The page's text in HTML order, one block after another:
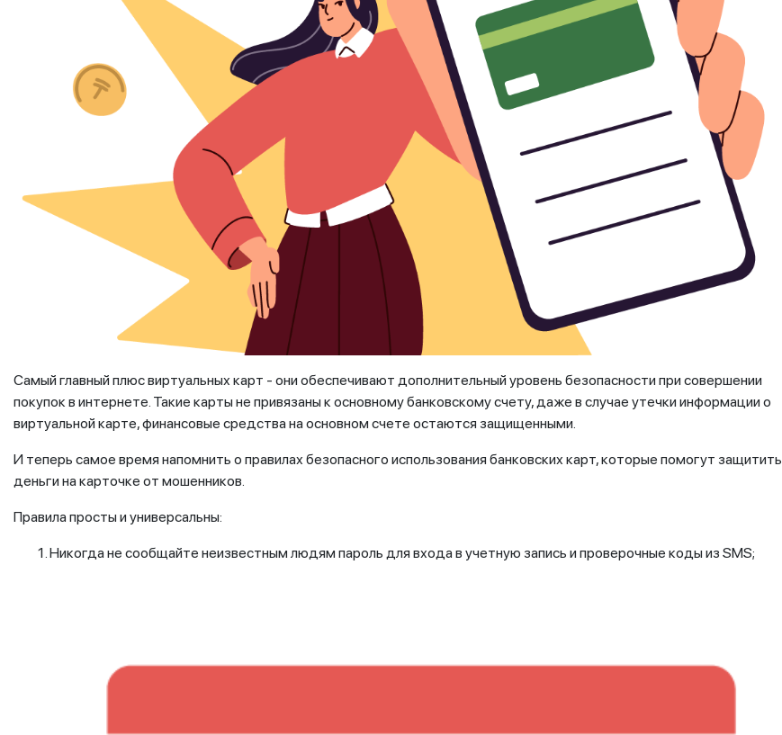
Самый главный плюс виртуальных карт - они обеспечивают дополнительный уровень безопасности при совершении
покупок в интернете. Такие карты не привязаны к основному банковскому счету, даже в случае утечки информации о
виртуальной карте, финансовые средства на основном счете остаются защищенными.
И теперь самое время напомнить о правилах безопасного использования банковских карт, которые помогут защитить
деньги на карточке от мошенников.
Правила просты и универсальны:
Никогда не сообщайте неизвестным людям пароль для входа в учетную запись и проверочные коды из SMS;